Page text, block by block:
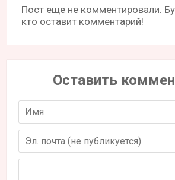
Пост еще не комментировали.
кто оставит комментарий!
Оставить